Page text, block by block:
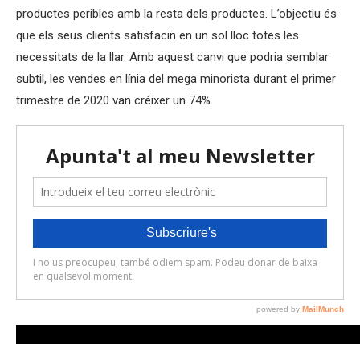
productes peribles amb la resta dels productes. L’objectiu és
que els seus clients satisfacin en un sol lloc totes les
necessitats de la llar. Amb aquest canvi que podria semblar
subtil, les vendes en línia del mega minorista durant el primer
trimestre de 2020 van créixer un 74%.